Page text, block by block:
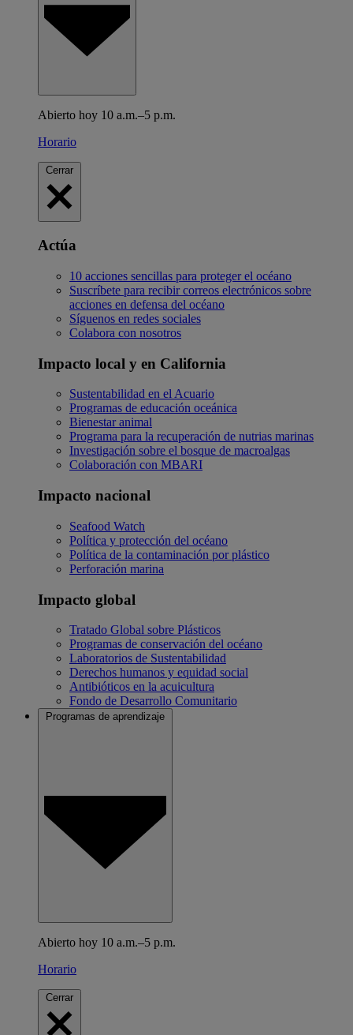
Abierto hoy 10 a.m.–5 p.m.
Horario
Cerrar
Actúa
10 acciones sencillas para proteger el océano
Suscríbete para recibir correos electrónicos sobre
acciones en defensa del océano
Síguenos en redes sociales
Colabora con nosotros
Impacto local y en California
Sustentabilidad en el Acuario
Programas de educación oceánica
Bienestar animal
Programa para la recuperación de nutrias marinas
Investigación sobre el bosque de macroalgas
Colaboración con MBARI
Impacto nacional
Seafood Watch
Política y protección del océano
Política de la contaminación por plástico
Perforación marina
Impacto global
Tratado Global sobre Plásticos
Programas de conservación del océano
Laboratorios de Sustentabilidad
Derechos humanos y equidad social
Antibióticos en la acuicultura
Fondo de Desarrollo Comunitario
Programas de aprendizaje
Abierto hoy 10 a.m.–5 p.m.
Horario
Cerrar